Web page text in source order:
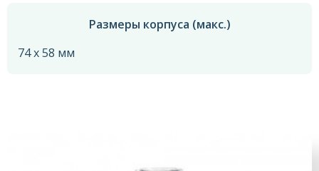
Размеры корпуса (макс.)
74 x 58 мм